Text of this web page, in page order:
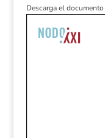
Descarga el documento